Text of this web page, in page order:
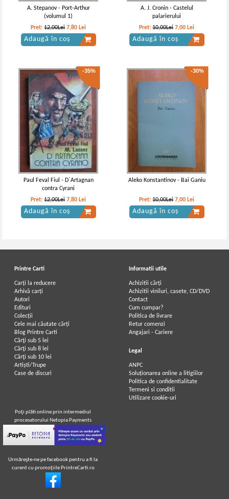
Twain - Opere, volumul 2 (Un
yankeu la curtea regelui Arthur)
Mark Twain - Un yankeu la curtea
Mark Twain - Un yankeu la curtea
regelui Arthur
Mark Twain - Un yankeu la curtea
regelui Arthur
A. Stepanov - Port-Arthur
(volumul 1)
Pret:12,00Lei 7,80 Lei
Adaugă în coș
A. J. Cronin - Castelul
palarierului
Pret:10,00Lei 7,00 Lei
Adaugă în coș
-35%
Paul Feval Fiul - D`Artagnan
contra Cyrani
Pret:12,00Lei 7,80 Lei
Adaugă în coș
-30%
Aleko Konstantinov - Bai Ganiu
Pret:10,00Lei 7,00 Lei
Adaugă în coș
Printre Carti
Carți la reducere
Arhivă carți
Autori
Edituri
Colecții
Cele mai căutate cărți
Blog Printre Carti
Cărţi sub 5 lei
Cărţi sub 8 lei
Cărţi sub 10 lei
Artiști/Trupe
Case de discuri
Informatii utile
Achizitii cărți
Achizitii viniluri, casete, CD/DVD
Contact
Cum cumpar?
Politica de livrare
Retur comenzi
Angajari - Cariere
Legal
ANPC
Soluționarea online a litigiilor
Politica de confidentialitate
Termeni si conditii
Utilizare cookie-uri
Poţi plăti online prin intermediul
procesatorului Netopia Payments
Urmăreşte-ne pe facebook pentru a fi la
curent cu promoţiile PrintreCarti.ro